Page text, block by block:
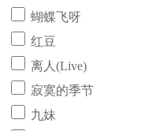
蝴蝶飞呀
红豆
离人(Live)
寂寞的季节
九妹